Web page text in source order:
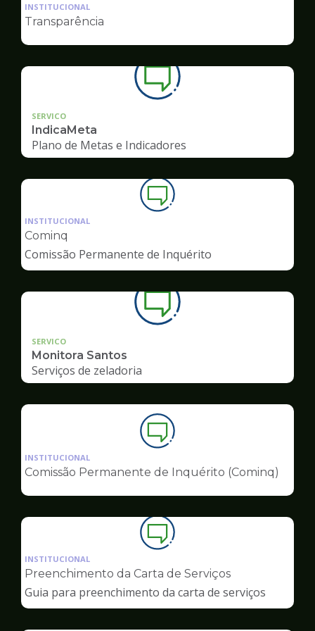
Ouvidoria
INSTITUCIONAL
Transparência
SERVICO
IndicaMeta
Plano de Metas e Indicadores
Ilustração
da
de
Ouvidoria
INSTITUCIONAL
Cominq
Comissão Permanente de Inquérito
SERVICO
Monitora Santos
Serviços de zeladoria
Ilustração
da
pagina
Ouvidoria
INSTITUCIONAL
Comissão Permanente de Inquérito (Cominq)
Ilustração
da
pagina
de
Ouvidoria
INSTITUCIONAL
Preenchimento da Carta de Serviços
Guia para preenchimento da carta de serviços